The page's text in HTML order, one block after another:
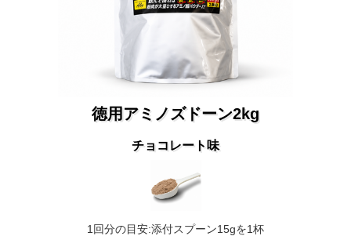
徳用アミノズドーン2kg
チョコレート味
1回分の目安:添付スプーン15gを1杯